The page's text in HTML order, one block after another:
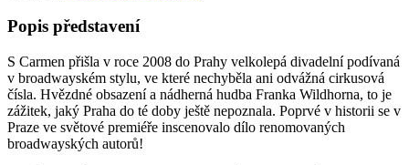
Popis představení
S Carmen přišla v roce 2008 do Prahy velkolepá divadelní podívaná
v broadwayském stylu, ve které nechyběla ani odvážná cirkusová
čísla. Hvězdné obsazení a nádherná hudba Franka Wildhorna, to je
zážitek, jaký Praha do té doby ještě nepoznala. Poprvé v historii se v
Praze ve světové premiéře inscenovalo dílo renomovaných
broadwayských autorů!